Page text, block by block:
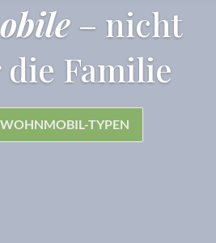
– nicht
Familie
WOHNMOBIL-TYPEN